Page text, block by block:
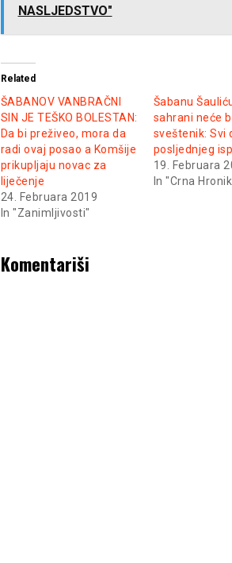
NASLJEDSTVO"
Related
ŠABANOV VANBRAČNI
SIN JE TEŠKO BOLESTAN:
Da bi preživeo, mora da
radi ovaj posao a Komšije
prikupljaju novac za
liječenje
24. Februara 2019
In "Zanimljivosti"
Šabanu
sahrani neće
sveštenik: Svi
posljednjeg
19. Februara
In "Crna
Komentariši